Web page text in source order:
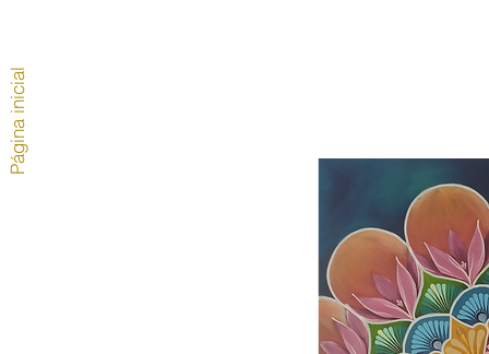
Página inicial